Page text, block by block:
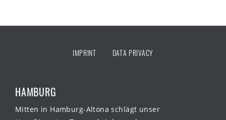
IMPRINT DATA PRIVACY
HAMBURG
Mitten in Hamburg-Altona schlägt unser